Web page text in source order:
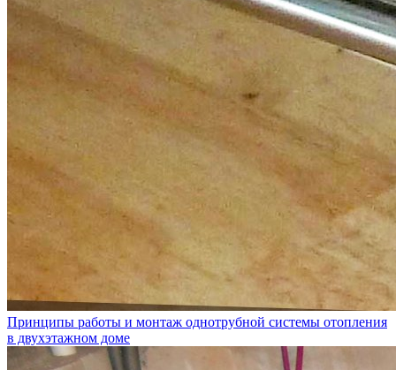
Принципы работы и монтаж однотрубной системы отопления
в двухэтажном доме